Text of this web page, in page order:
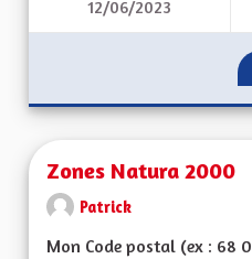
12/06/2023
Zones Natura 2000
Patrick
Mon Code postal (ex : 68